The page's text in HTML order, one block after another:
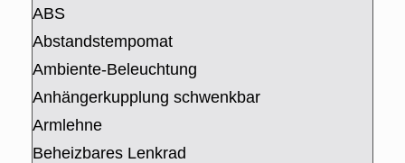
ABS
Abstandstempomat
Ambiente-Beleuchtung
Anhängerkupplung schwenkbar
Armlehne
Beheizbares Lenkrad